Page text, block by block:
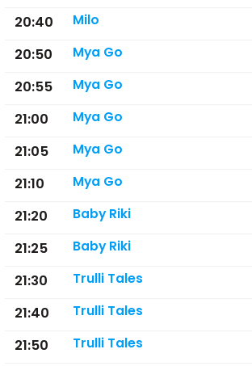
20:40 Milo
20:50 Mya Go
20:55 Mya Go
21:00 Mya Go
21:05 Mya Go
21:10 Mya Go
21:20 Baby Riki
21:25 Baby Riki
21:30 Trulli Tales
21:40 Trulli Tales
21:50 Trulli Tales